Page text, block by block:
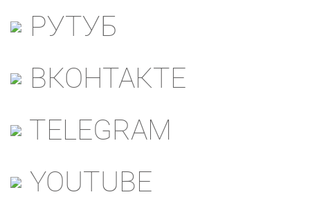
РУТУБ
ВКОНТАКТЕ
TELEGRAM
YOUTUBE